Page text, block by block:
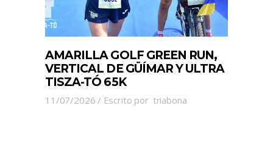
AMARILLA GOLF GREEN RUN,
VERTICAL DE GÜÍMAR Y ULTRA
TISZA-TÓ 65K
11/07/2026 Escrito por triabona